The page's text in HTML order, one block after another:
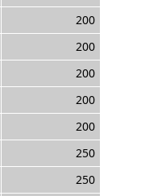
200
200
200
200
200
250
250